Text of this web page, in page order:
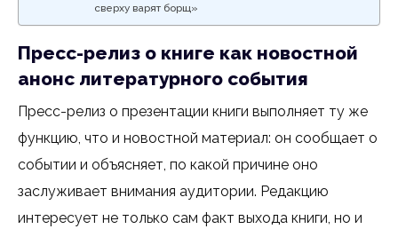
сверху варят борщ»
Пресс-релиз о книге как новостной
анонс литературного события
Пресс-релиз о презентации книги выполняет ту же
функцию, что и новостной материал: он сообщает о
событии и объясняет, по какой причине оно
заслуживает внимания аудитории. Редакцию
интересует не только сам факт выхода книги, но и